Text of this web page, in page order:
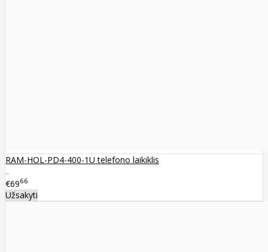
RAM-HOL-PD4-400-1U telefono laikiklis
..
€6966
Užsakyti